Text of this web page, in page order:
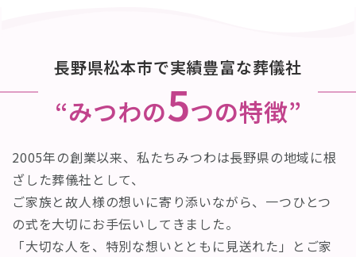
長野県松本市で実績豊富な葬儀社
“みつわの5つの特徴”
2005年の創業以来、私たちみつわは長野県の地域に根
ざした葬儀社として、
ご家族と故人様の想いに寄り添いながら、一つひとつ
の式を大切にお手伝いしてきました。
「大切な人を、特別な想いとともに見送れた」とご家